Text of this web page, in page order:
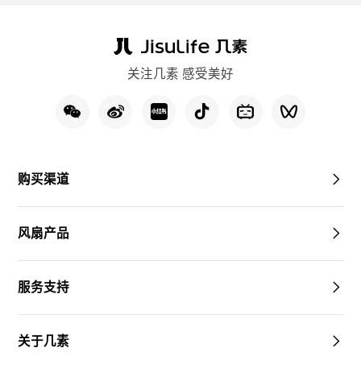
关注几素 感受美好
购买渠道
风扇产品
服务支持
关于几素